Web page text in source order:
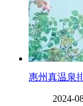
惠州真温泉
2024-